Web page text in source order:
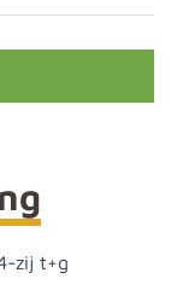
zij t+g